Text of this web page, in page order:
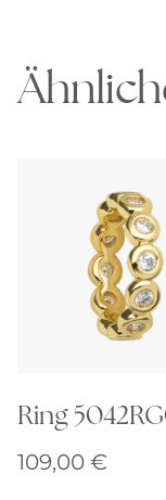
Ring
109,00 €